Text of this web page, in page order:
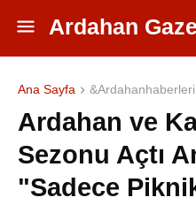
Ardahan
Ana Sayfa &Ardahanhaberleri
Ardahan ve
Sezonu Açtı
"Sadece